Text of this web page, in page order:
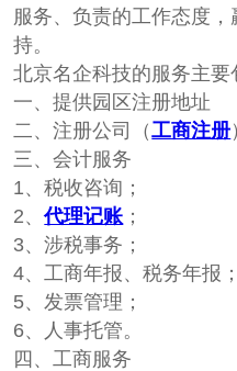
服务、负责的工作态度
持。
北京名企科技的服务主要
一、提供园区注册地址
二、注册公司（工商注册
三、会计服务
1、税收咨询；
2、代理记账 ；
3、涉税事务；
4、工商年报、税务年报；
5、发票管理；
6、人事托管。
四、工商服务